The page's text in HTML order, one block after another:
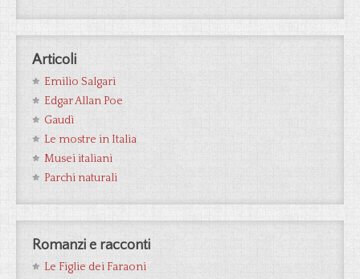
Articoli
Emilio Salgari
Edgar Allan Poe
Gaudì
Le mostre in Italia
Musei italiani
Parchi naturali
Romanzi e racconti
Le Figlie dei Faraoni